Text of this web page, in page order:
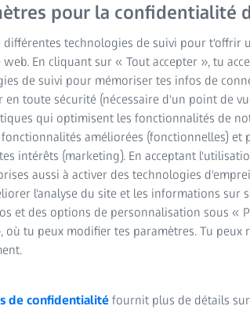
SMILE ® pro, CIRCLE , ICR, Kératoplastie
CentraLign®
la cyclotorsion OcuLign ®
VISULYZE®5
pour la confidentialité
différentes technologies de suivi pour t'offrir
En cliquant sur « Tout accepter », tu
de suivi pour mémoriser tes infos de
en toute sécurité (nécessaire d'un point de
qui optimisent les fonctionnalités de
améliorées (fonctionnelles) et
intérêts (marketing). En acceptant
aussi à activer des technologies
l'analyse du site et les informations sur
et des options de personnalisation sous «
où tu peux modifier tes paramètres. Tu peux
de confidentialité fournit plus de détails